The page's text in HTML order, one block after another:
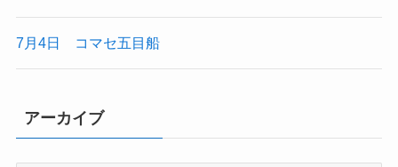
7月4日 コマセ五目船
アーカイブ